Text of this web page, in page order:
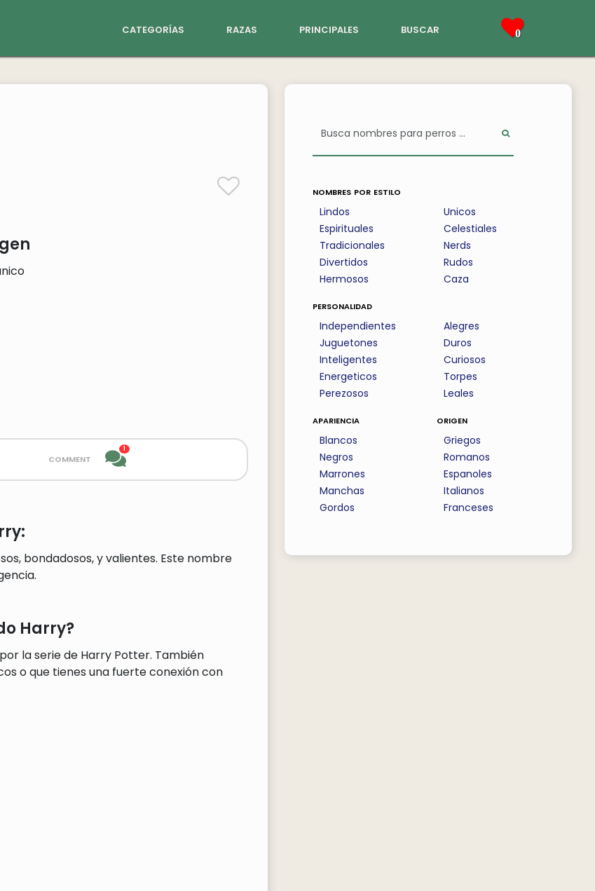
categorías razas principales buscar 0
comment
1
bondadosos, y valientes. Este nombre
Harry?
la serie de Harry Potter. También
o que tienes una fuerte conexión con
nombres por estilo
Lindos
Espirituales
Tradicionales
Divertidos
Hermosos
Unicos
Celestiales
Nerds
Rudos
Caza
personalidad
Independientes
Juguetones
Inteligentes
Energeticos
Perezosos
Alegres
Duros
Curiosos
Torpes
Leales
apariencia
Blancos
Negros
Marrones
Manchas
Gordos
origen
Griegos
Romanos
Espanoles
Italianos
Franceses